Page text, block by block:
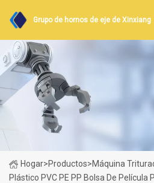
Grupo de hornos de eje de Xinxiang
Hogar>Productos>Máquina
Plástico PVC PE PP Bolsa De Película